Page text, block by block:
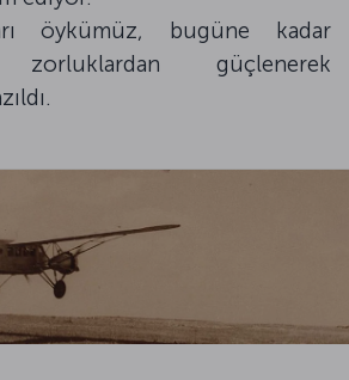
öykümüz, bugüne kadar
zorluklardan güçlenerek